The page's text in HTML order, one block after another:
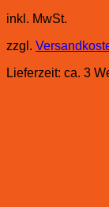
inkl. MwSt.
zzgl.
Lieferzeit: ca. 3